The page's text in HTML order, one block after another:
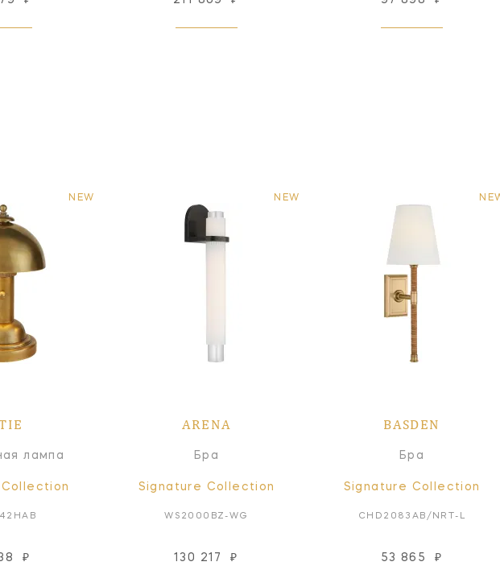
NEW
лампа
₽
NEW
ARENA
Бра
Signature Collection
WS2000BZ-WG
130 217 ₽
BASDEN
Бра
Signature Collection
CHD2083AB/NRT-L
53 865 ₽